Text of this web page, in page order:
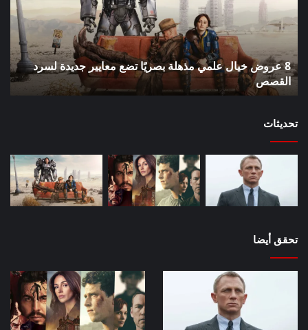
مذهلة
بصريًا
تضع
معايير
جديدة
لسرد
القصص
8 عروض خيال علمي مذهلة بصريًا تضع معايير جديدة لسرد
القصص
تحديثات
تحقق أيضا